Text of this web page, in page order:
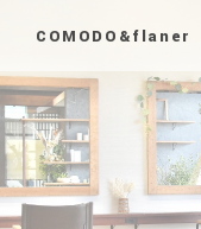
COMODO&flaner